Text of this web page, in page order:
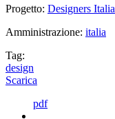
Progetto: Designers Italia
Amministrazione: italia
Tag:
design
Scarica
pdf